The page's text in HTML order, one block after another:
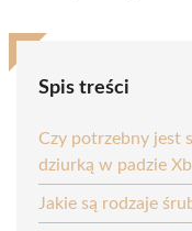
Spis treści
Czy potrzebny jest
dziurką w padzie
Jakie są rodzaje